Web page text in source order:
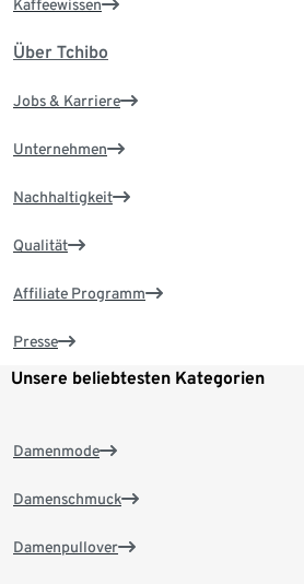
Kaffeewissen
Über Tchibo
Jobs & Karriere
Unternehmen
Nachhaltigkeit
Qualität
Affiliate Programm
Presse
Unsere beliebtesten Kategorien
Damenmode
Damenschmuck
Damenpullover